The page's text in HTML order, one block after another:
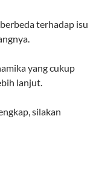
terhadap isu
yang cukup
lanjut.
silakan